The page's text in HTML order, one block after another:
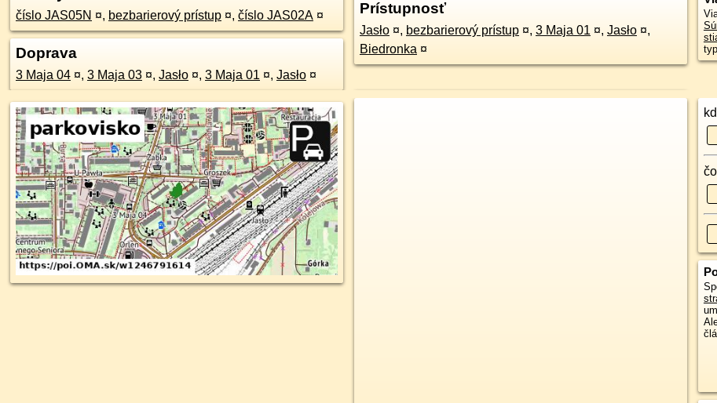
číslo JAS05N ¤, bezbarierový prístup ¤, číslo JAS02A ¤
Doprava
3 Maja 04 ¤, 3 Maja 03 ¤, Jasło ¤, 3 Maja 01 ¤, Jasło ¤
Prístupnosť
Jasło ¤, bezbarierový prístup ¤, 3 Maja 01 ¤, Jasło ¤,
Biedronka ¤